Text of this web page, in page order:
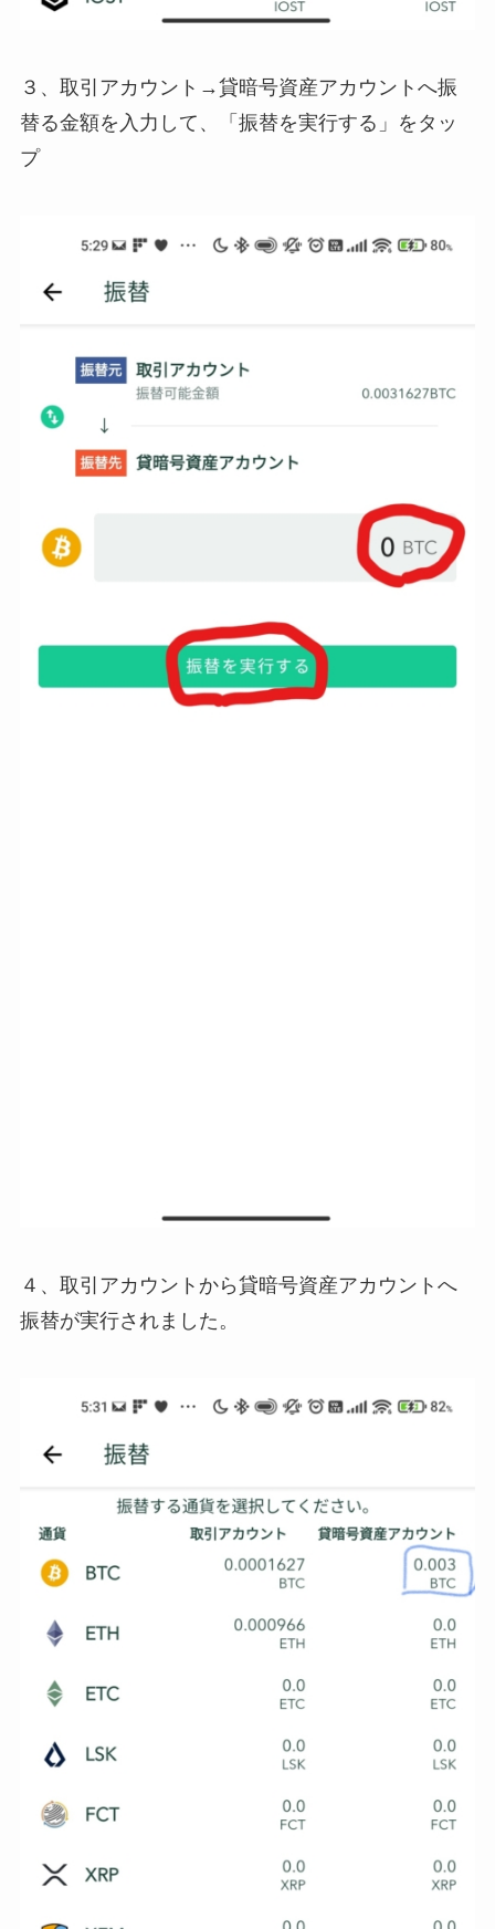
３、取引アカウント→貸暗号資産アカウントへ振
替る金額を入力して、「振替を実行する」をタッ
プ
４、取引アカウントから貸暗号資産アカウントへ
振替が実行されました。